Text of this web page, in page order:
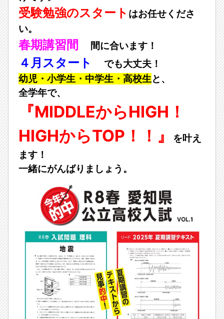
受験勉強のスタート はお任せくださ
い。
春期講習間 間に合います！
４月スタート
でも大丈夫！
幼児・小学生・中学生・高校生と、
全学年で、
『MIDDLEからHIGH！
HIGHからTOP！！』
を叶え
ます！
一緒にがんばりましょう。